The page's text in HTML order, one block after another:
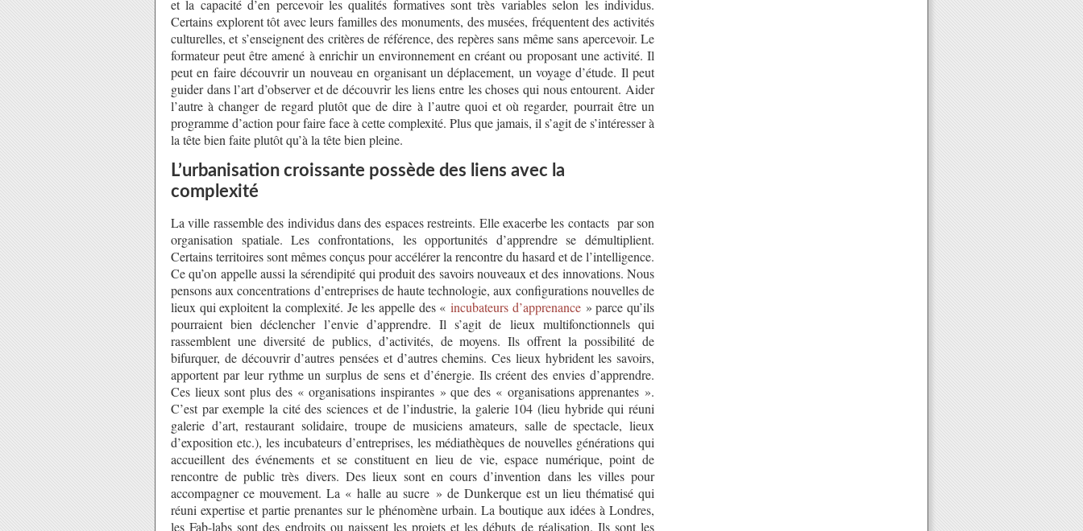
et la capacité d’en percevoir les qualités formatives sont très variables selon les individus.
Certains explorent tôt avec leurs familles des monuments, des musées, fréquentent des activités
culturelles, et s’enseignent des critères de référence, des repères sans même sans apercevoir. Le
formateur peut être amené à enrichir un environnement en créant ou proposant une activité. Il
peut en faire découvrir un nouveau en organisant un déplacement, un voyage d’étude. Il peut
guider dans l’art d’observer et de découvrir les liens entre les choses qui nous entourent. Aider
l’autre à changer de regard plutôt que de dire à l’autre quoi et où regarder, pourrait être un
programme d’action pour faire face à cette complexité. Plus que jamais, il s’agit de s’intéresser à
la tête bien faite plutôt qu’à la tête bien pleine.
L’urbanisation croissante possède des liens avec la
complexité
La ville rassemble des individus dans des espaces restreints. Elle exacerbe les contacts par son
organisation spatiale. Les confrontations, les opportunités d’apprendre se démultiplient.
Certains territoires sont mêmes conçus pour accélérer la rencontre du hasard et de l’intelligence.
Ce qu’on appelle aussi la sérendipité qui produit des savoirs nouveaux et des innovations. Nous
pensons aux concentrations d’entreprises de haute technologie, aux configurations nouvelles de
lieux qui exploitent la complexité. Je les appelle des «incubateurs d’apprenance» parce qu’ils
pourraient bien déclencher l’envie d’apprendre. Il s’agit de lieux multifonctionnels qui
rassemblent une diversité de publics, d’activités, de moyens. Ils offrent la possibilité de
bifurquer, de découvrir d’autres pensées et d’autres chemins. Ces lieux hybrident les savoirs,
apportent par leur rythme un surplus de sens et d’énergie. Ils créent des envies d’apprendre.
Ces lieux sont plus des « organisations inspirantes » que des « organisations apprenantes ».
C’est par exemple la cité des sciences et de l’industrie, la galerie 104 (lieu hybride qui réuni
galerie d’art, restaurant solidaire, troupe de musiciens amateurs, salle de spectacle, lieux
d’exposition etc.), les incubateurs d’entreprises, les médiathèques de nouvelles générations qui
accueillent des événements et se constituent en lieu de vie, espace numérique, point de
rencontre de public très divers. Des lieux sont en cours d’invention dans les villes pour
accompagner ce mouvement. La « halle au sucre » de Dunkerque est un lieu thématisé qui
réuni expertise et partie prenantes sur le phénomène urbain. La boutique aux idées à Londres,
les Fab-labs sont des endroits ou naissent les projets et les débuts de réalisation. Ils sont les